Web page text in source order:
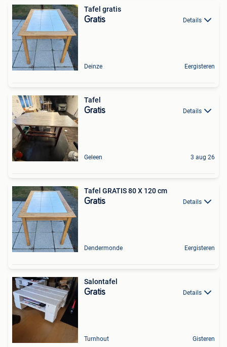
Tafel gratis
Gratis Details
Deinze Eergisteren
Tafel
Gratis Details
Geleen 3 aug 26
Tafel GRATIS 80 X 120 cm
Gratis Details
Dendermonde Eergisteren
Salontafel
Gratis Details
Turnhout Gisteren